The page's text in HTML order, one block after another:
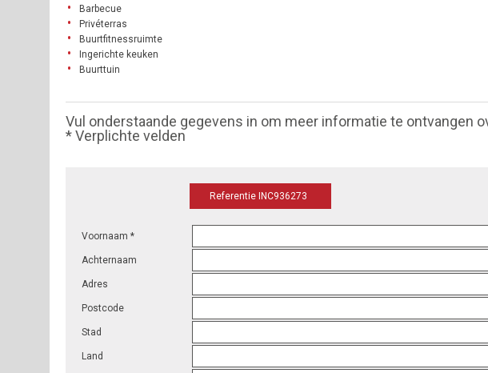
Barbecue
Privéterras
Buurtfitnessruimte
Ingerichte keuken
Buurttuin
Vul onderstaande gegevens in om meer informatie te ontvangen
* Verplichte velden
Referentie INC936273
Voornaam *
Achternaam
Adres
Postcode
Stad
Land